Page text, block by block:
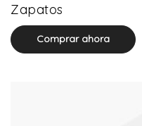
Zapatos
Comprar ahora